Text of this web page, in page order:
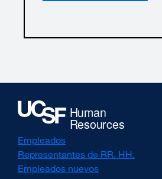
in
Empleados
Representantes de RR. HH.
Empleados nuevos